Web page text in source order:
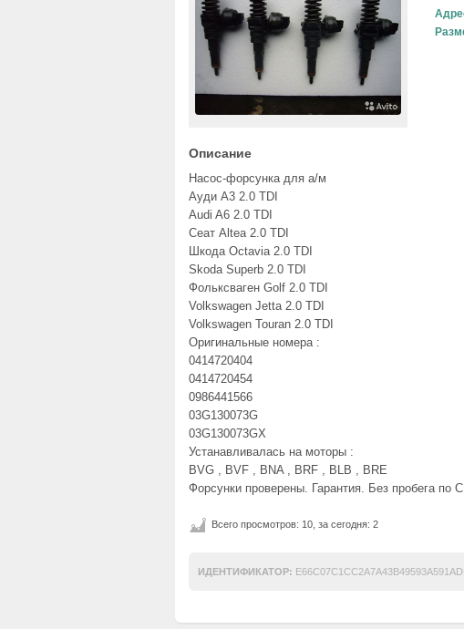
Описание
Насос-форсунка для а/м
Ауди A3 2.0 TDI
Audi A6 2.0 TDI
Сеат Altea 2.0 TDI
Шкода Octavia 2.0 TDI
Skoda Superb 2.0 TDI
Фольксваген Golf 2.0 TDI
Volkswagen Jetta 2.0 TDI
Volkswagen Touran 2.0 TDI
Оригинальные номера :
0414720404
0414720454
0986441566
03G130073G
03G130073GX
Устанавливалась на моторы :
BVG , BVF , BNA , BRF , BLB , BRE
Форсунки проверены. Гарантия. Без пробега по
Всего просмотров: 10, за сегодня: 2
ИДЕНТИФИКАТОР: